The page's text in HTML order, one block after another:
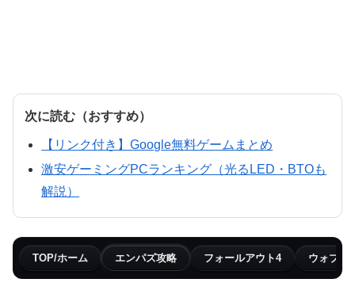
次に読む（おすすめ）
【リンク付き】Google無料ゲームまとめ
激安ゲーミングPCランキング（光るLED・BTOも
解説）
TOP/ホーム エンパズ攻略 フォールアウト4 ウォブリ